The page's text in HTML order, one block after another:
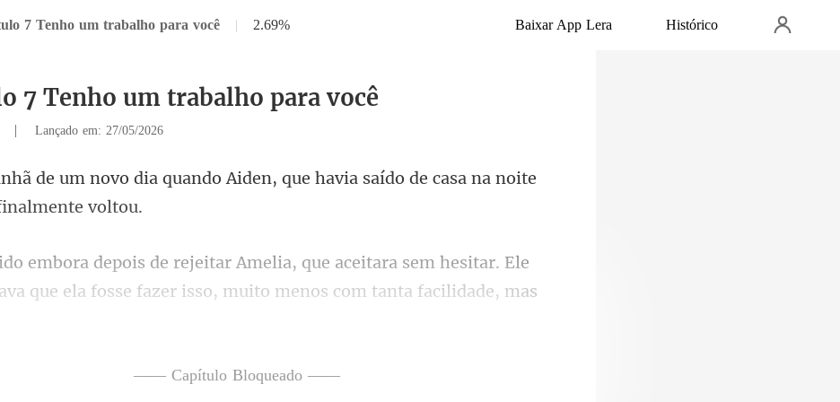
7 Tenho um trabalho para você | 2.69% Baixar App Lera Histórico
7 Tenho um trabalho para você
| Lançado em: 27/05/2026
Aiden, que havia saído de casa na
Ele
que ela fosse fazer isso, muito menos com tanta facilid
—— Capítulo Bloqueado ——